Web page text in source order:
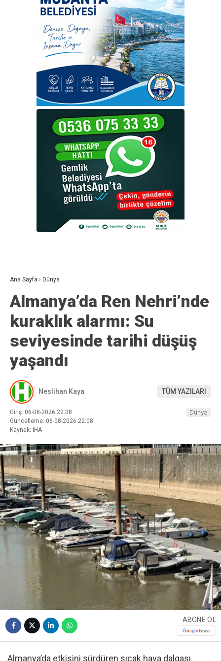
Ana Sayfa › Dünya
Almanya’da Ren Nehri’nde
kuraklık alarmı: Su
seviyesinde tarihi düşüş
yaşandı
Neslihan Kaya TÜM YAZILARI
Giriş: 06-08-2026 22:08
Güncelleme: 06-08-2026 22:08
Kaynak: İHA
Dünya
ABONE OL
Almanya’da etkisini sürdüren sıcak hava dalgası